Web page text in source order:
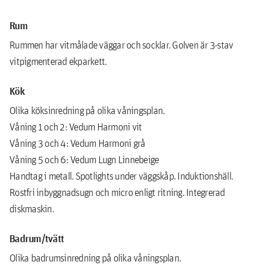
Rum
Rummen har vitmålade väggar och socklar. Golven är 3-stav
vitpigmenterad ekparkett.
Kök
Olika köksinredning på olika våningsplan.
Våning 1 och 2: Vedum Harmoni vit
Våning 3 och 4: Vedum Harmoni grå
Våning 5 och 6: Vedum Lugn Linnebeige
Handtag i metall. Spotlights under väggskåp. Induktionshäll.
Rostfri inbyggnadsugn och micro enligt ritning. Integrerad
diskmaskin.
Badrum/tvätt
Olika badrumsinredning på olika våningsplan.